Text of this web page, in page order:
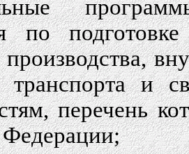
по
транспорта и
перечень